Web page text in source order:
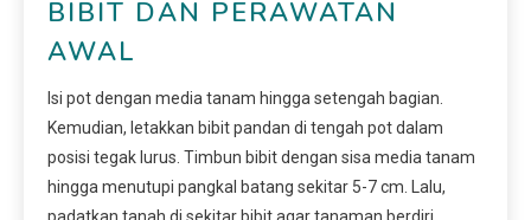
BIBIT DAN PERAWATAN
AWAL
Isi pot dengan media tanam hingga setengah bagian.
Kemudian, letakkan bibit pandan di tengah pot dalam
posisi tegak lurus. Timbun bibit dengan sisa media tanam
hingga menutupi pangkal batang sekitar 5-7 cm. Lalu,